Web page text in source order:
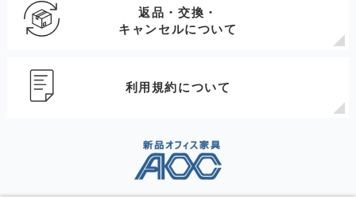
返品・交換・
キャンセルについて
利用規約について